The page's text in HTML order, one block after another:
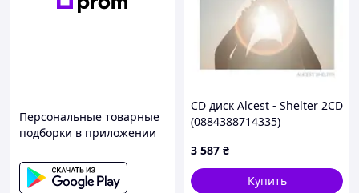
Персональные товарные
подборки в приложении
CD диск Alcest - Shelter 2CD
(0884388714335)
3 587 ₴
Купить